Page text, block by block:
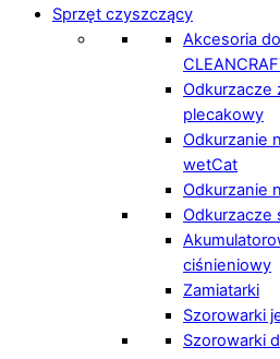
Sprzęt czyszczący
Akcesoria
Odkurzacze
plecakowy
Odkurzanie
wetCat
Odkurzanie
Odkurzacze
ciśnieniowy
Zamiatarki
Szorowarki
Szorowarki